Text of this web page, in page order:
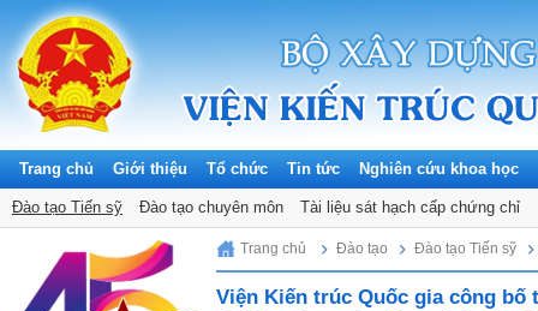
Trang chủ Giới thiệu Tổ chức Tin tức
Thông báo Tuyển dụng Tin hoạt động KHCN Đảng, Đoàn thể
Nghiên cứu khoa học
Đào tạo Tiến sỹ Đào tạo chuyên môn Tài liệu sát hạch cấp chứng chỉ
Sunday, 09/08/2026
Trang chủ Đào tạo Đào tạo Tiến sỹ
Viện Kiến trúc Quốc gia công bố